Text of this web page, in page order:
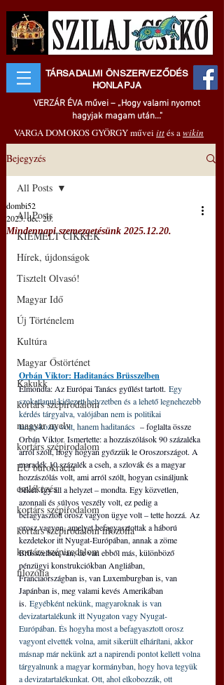
TÁRSADALMI ÖNSZERVEZŐDÉS
HONLAPJA
VERZÁR ÉVA művei – „Hogy valami nyomot
hagyjak magam után..."
VARGA DOMOKOS GYÖRGY művei ittés awikin
Bejegyzés
All Posts
KIEMELT CIKKEK
Hírek, újdonságok
Tisztelt Olvasó!
Magyar Idő
Új Történelem
Kultúra
Magyar Őstörténet
Kakukk
kortárs szépirodalom
magyar nyelv
kortárs szépirodalom
EU bürokrácia
emlékezés
kortárs szépirodalom
kortárs szépirodalom filozófia
kortárs szépirodalom
filozófia
All Posts
Mindennapi szemezgetésünk 2025.12.20.
dombi52
2025. dec. 20.
Orbán Viktor: Haditanács Brüsszelben
Elmondta: Az Európai Tanács gyűlést tartott. Egy
szokatlanul kiélezett helyzetben és a lehető legnehezebb
kérdés tárgyalva, valójában nem is politikai
tanácskozás volt, hanem haditanács – foglalta össze
Orbán Viktor. Ismertette: a hozzászólások 90 százaléka
arról szólt, hogy hogyan győzzük le Oroszországot. A
maradék 10 százalék a cseh, a szlovák és a magyar
hozzászólás volt, ami arról szólt, hogyan csináljunk
békét. Így áll a helyzet – mondta. Egy közvetlen,
azonnali és súlyos veszély volt, ez pedig a
befagyasztott orosz vagyon ügye volt – tette hozzá. Az
orosz vagyon, amelyet befagyasztottak a háború
kezdetekor itt Nyugat-Európában, annak a zöme
Brüsszelben van, de van ebből más, különböző
pénzügyi konstrukciókban Angliában,
Franciaországban is, van Luxemburgban is, van
Japánban is, meg valami kevés Amerikában
is. Egyébként nekünk, magyaroknak is van
devizatartalékunk itt Nyugaton vagy Nyugat-
Európában. És hogyha most a befagyasztott orosz
vagyont elvették volna, amit sikerült elhárítani, akkor
másnap már nekünk azt a napirendi pontot kellett volna
tárgyalnunk a magyar kormányban, hogy hova tegyük
a devizatartalékunkat. Ott, ahol elkobozzák, ott